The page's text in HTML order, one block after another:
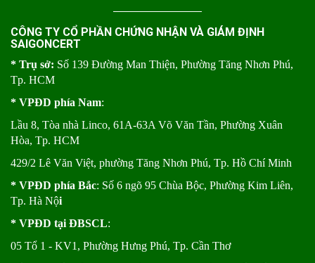
CÔNG TY CỔ PHẦN CHỨNG NHẬN VÀ GIÁM ĐỊNH
SAIGONCERT
* Trụ sở: Số 139 Đường Man Thiện, Phường Tăng Nhơn Phú,
Tp. HCM
* VPĐD phía Nam:
Lầu 8, Tòa nhà Linco, 61A-63A Võ Văn Tần, Phường Xuân
Hòa, Tp. HCM
429/2 Lê Văn Việt, phường Tăng Nhơn Phú, Tp. Hồ Chí Minh
* VPĐD phía Bắc: Số 6 ngõ 95 Chùa Bộc, Phường Kim Liên,
Tp. Hà Nội
* VPĐD tại ĐBSCL:
05 Tổ 1 - KV1, Phường Hưng Phú, Tp. Cần Thơ